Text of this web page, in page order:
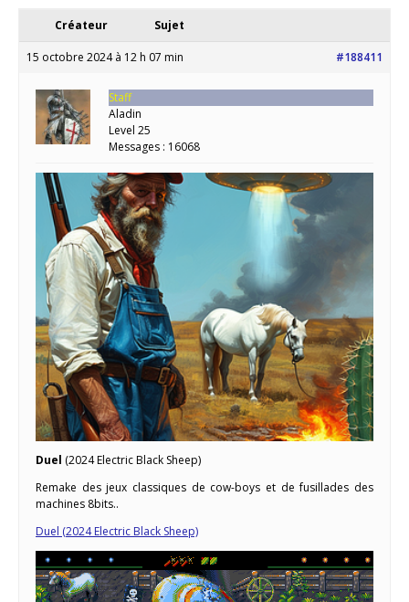
Créateur Sujet
15 octobre 2024 à 12 h 07 min #188411
Staff
Aladin
Level 25
Messages : 16068
Duel (2024 Electric Black Sheep)
Remake des jeux classiques de cow-boys et de fusillades des
machines 8bits..
Duel (2024 Electric Black Sheep)